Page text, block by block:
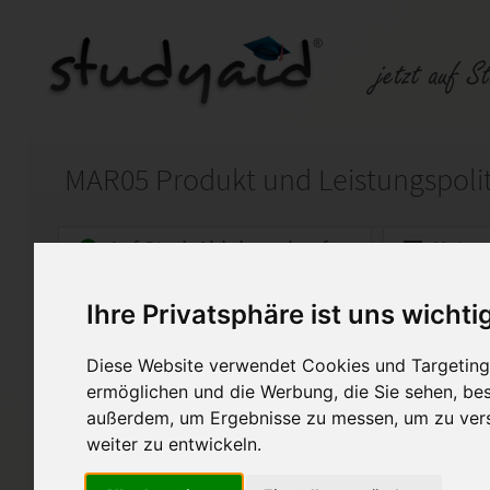
Ihre Privatsphäre ist uns
Diese Website verwendet Cookies und
ermöglichen und die Werbung, die Sie sehen,
außerdem, um Ergebnisse zu messen, um zu
weiter zu entwickeln.
MAR05 Produkt und
Auf StudyAid.de verkaufen
Startseite Wirtschaft
Betriebswirtschaftliches
Hier biete ich die ausführliche
MAR05 für den geprüften